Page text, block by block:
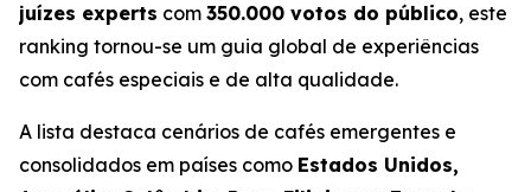
juízes experts com 350.000 votos do público, este
ranking tornou-se um guia global de experiências
com cafés especiais e de alta qualidade.
A lista destaca cenários de cafés emergentes e
consolidados em países como Estados Unidos,